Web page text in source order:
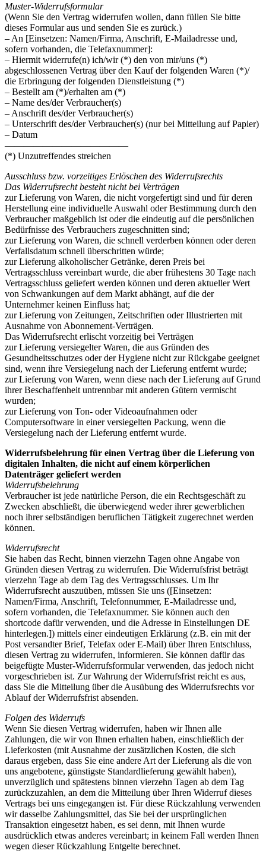
Muster-Widerrufsformular
(Wenn Sie den Vertrag widerrufen wollen, dann füllen Sie bitte
dieses Formular aus und senden Sie es zurück.)
– An [Einsetzen: Namen/Firma, Anschrift, E-Mailadresse und,
sofern vorhanden, die Telefaxnummer]:
– Hiermit widerrufe(n) ich/wir (*) den von mir/uns (*)
abgeschlossenen Vertrag über den Kauf der folgenden Waren (*)/
die Erbringung der folgenden Dienstleistung (*)
– Bestellt am (*)/erhalten am (*)
– Name des/der Verbraucher(s)
– Anschrift des/der Verbraucher(s)
– Unterschrift des/der Verbraucher(s) (nur bei Mitteilung auf Papier)
– Datum
—————————————
(*) Unzutreffendes streichen
Ausschluss bzw. vorzeitiges Erlöschen des Widerrufsrechts
Das Widerrufsrecht besteht nicht bei Verträgen
zur Lieferung von Waren, die nicht vorgefertigt sind und für deren
Herstellung eine individuelle Auswahl oder Bestimmung durch den
Verbraucher maßgeblich ist oder die eindeutig auf die persönlichen
Bedürfnisse des Verbrauchers zugeschnitten sind;
zur Lieferung von Waren, die schnell verderben können oder deren
Verfallsdatum schnell überschritten würde;
zur Lieferung alkoholischer Getränke, deren Preis bei
Vertragsschluss vereinbart wurde, die aber frühestens 30 Tage nach
Vertragsschluss geliefert werden können und deren aktueller Wert
von Schwankungen auf dem Markt abhängt, auf die der
Unternehmer keinen Einfluss hat;
zur Lieferung von Zeitungen, Zeitschriften oder Illustrierten mit
Ausnahme von Abonnement-Verträgen.
Das Widerrufsrecht erlischt vorzeitig bei Verträgen
zur Lieferung versiegelter Waren, die aus Gründen des
Gesundheitsschutzes oder der Hygiene nicht zur Rückgabe geeignet
sind, wenn ihre Versiegelung nach der Lieferung entfernt wurde;
zur Lieferung von Waren, wenn diese nach der Lieferung auf Grund
ihrer Beschaffenheit untrennbar mit anderen Gütern vermischt
wurden;
zur Lieferung von Ton- oder Videoaufnahmen oder
Computersoftware in einer versiegelten Packung, wenn die
Versiegelung nach der Lieferung entfernt wurde.
Widerrufsbelehrung für einen Vertrag über die Lieferung von
digitalen Inhalten, die nicht auf einem körperlichen
Datenträger geliefert werden
Widerrufsbelehrung
Verbraucher ist jede natürliche Person, die ein Rechtsgeschäft zu
Zwecken abschließt, die überwiegend weder ihrer gewerblichen
noch ihrer selbständigen beruflichen Tätigkeit zugerechnet werden
können.
Widerrufsrecht
Sie haben das Recht, binnen vierzehn Tagen ohne Angabe von
Gründen diesen Vertrag zu widerrufen. Die Widerrufsfrist beträgt
vierzehn Tage ab dem Tag des Vertragsschlusses. Um Ihr
Widerrufsrecht auszuüben, müssen Sie uns ([Einsetzen:
Namen/Firma, Anschrift, Telefonnummer, E-Mailadresse und,
sofern vorhanden, die Telefaxnummer. Sie können auch den
shortcode dafür verwenden, und die Adresse in Einstellungen DE
hinterlegen.]) mittels einer eindeutigen Erklärung (z.B. ein mit der
Post versandter Brief, Telefax oder E-Mail) über Ihren Entschluss,
diesen Vertrag zu widerrufen, informieren. Sie können dafür das
beigefügte Muster-Widerrufsformular verwenden, das jedoch nicht
vorgeschrieben ist. Zur Wahrung der Widerrufsfrist reicht es aus,
dass Sie die Mitteilung über die Ausübung des Widerrufsrechts vor
Ablauf der Widerrufsfrist absenden.
Folgen des Widerrufs
Wenn Sie diesen Vertrag widerrufen, haben wir Ihnen alle
Zahlungen, die wir von Ihnen erhalten haben, einschließlich der
Lieferkosten (mit Ausnahme der zusätzlichen Kosten, die sich
daraus ergeben, dass Sie eine andere Art der Lieferung als die von
uns angebotene, günstigste Standardlieferung gewählt haben),
unverzüglich und spätestens binnen vierzehn Tagen ab dem Tag
zurückzuzahlen, an dem die Mitteilung über Ihren Widerruf dieses
Vertrags bei uns eingegangen ist. Für diese Rückzahlung verwenden
wir dasselbe Zahlungsmittel, das Sie bei der ursprünglichen
Transaktion eingesetzt haben, es sei denn, mit Ihnen wurde
ausdrücklich etwas anderes vereinbart; in keinem Fall werden Ihnen
wegen dieser Rückzahlung Entgelte berechnet.